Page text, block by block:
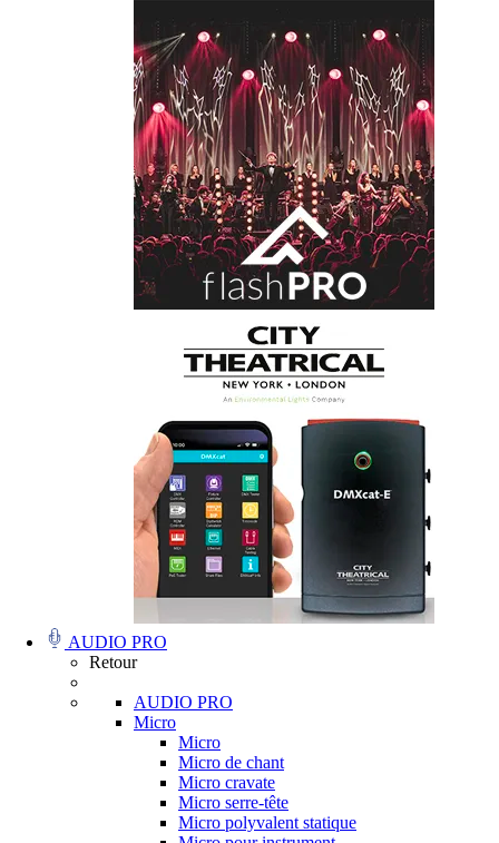
AUDIO PRO
Retour
AUDIO PRO
Micro
Micro
Micro de chant
Micro cravate
Micro serre-tête
Micro polyvalent statique